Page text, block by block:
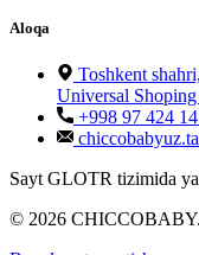
Aloqa
Toshkent
Universal
+998 97 424
Sayt GLOTR tizimida
© 2026